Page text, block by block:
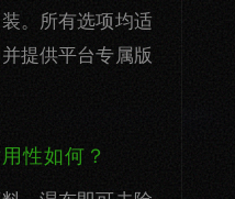
。所有选项均适
提供平台专属版
性如何？